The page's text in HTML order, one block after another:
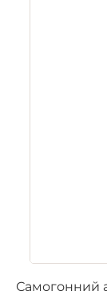
Самогонний